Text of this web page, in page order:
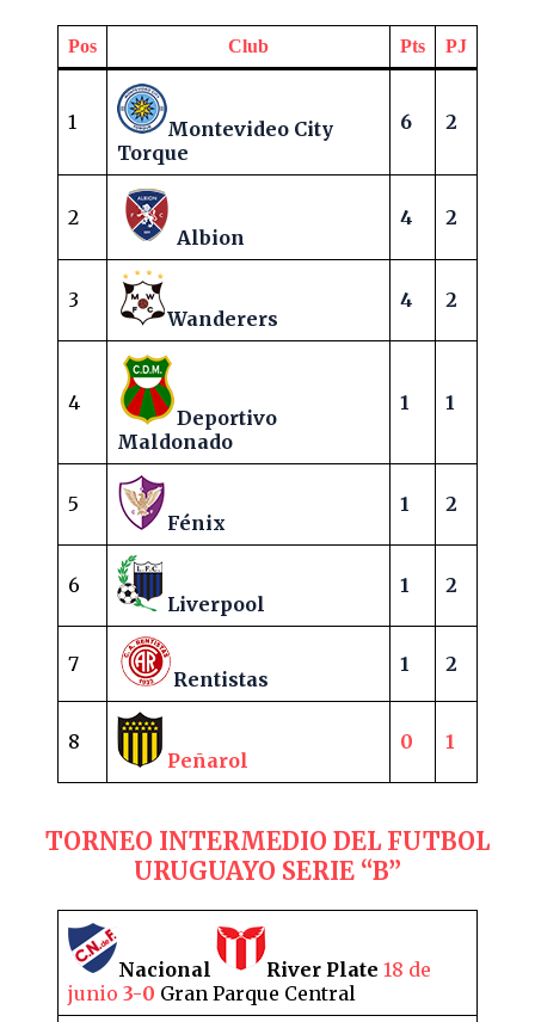
Pos Club Pts PJ
1
Montevideo City
Torque
6 2
2
Albion
4 2
3
Wanderers
4 2
4
Deportivo
Maldonado
1 1
5
Fénix
1 2
6
Liverpool
1 2
7
Rentistas
1 2
8
Peñarol
0 1
TORNEO INTERMEDIO DEL FUTBOL
URUGUAYO SERIE “B”
Nacional River Plate 18 de
junio 3-0 Gran Parque Central